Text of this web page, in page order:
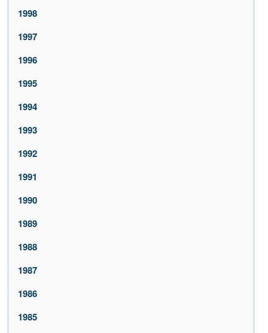
1998
1997
1996
1995
1994
1993
1992
1991
1990
1989
1988
1987
1986
1985